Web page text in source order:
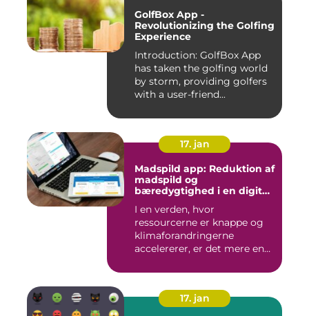
GolfBox App -
Revolutionizing the Golfing
Experience
Introduction: GolfBox App
has taken the golfing world
by storm, providing golfers
with a user-friend...
17. jan
Madspild app: Reduktion af
madspild og
bæredygtighed i en digital
I en verden, hvor
ressourcerne er knappe og
klimaforandringerne
accelererer, er det mere end
17. jan